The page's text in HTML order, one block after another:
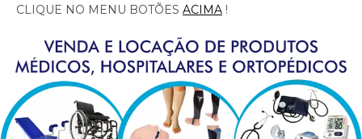
CLIQUE NO MENU BOTÕES ACIMA !